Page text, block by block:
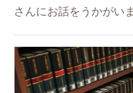
さんにお話をうかがい